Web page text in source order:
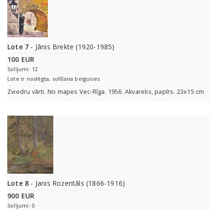
Lote 7 - Jānis Brekte (1920-1985)
100 EUR
Solījumi: 12
Lote ir noslēgta, solīšana beigusies
Zviedru vārti. No mapes Vec-Rīga. 1956. Akvarelis, papīrs. 23x15 cm
Lote 8 - Janis Rozentāls (1866-1916)
900 EUR
Solījumi: 0